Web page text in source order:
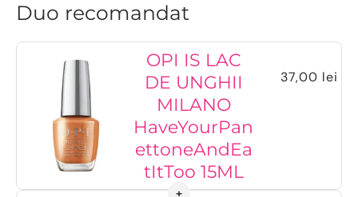
Duo recomandat
OPI IS LAC
DE UNGHII
MILANO
HaveYourPan
ettoneAndEa
tItToo 15ML
37,00 lei